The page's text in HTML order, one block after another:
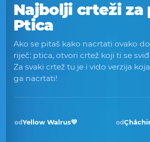
Najbolji crteži za
Ptica
Ako se pitaš kako nacrtati ovako
riječ: ptica, otvori crtež koji ti se
Za svaki crtež tu je i vido verzija
ga nacrtati!
Pobjednik · tra 2026
odYellow Walrus💛 od